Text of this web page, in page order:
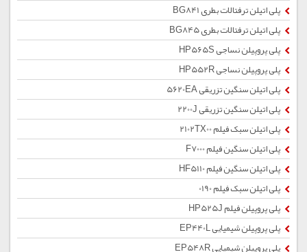
پلی اتیلن ترفتالات بطری BG841
پلی اتیلن ترفتالات بطری BG845
پلی پروپیلن نساجی HP565S
پلی پروپیلن نساجی HP552R
پلی اتیلن سنگین تزریقی 5620EA
پلی اتیلن سنگین تزریقی 2200J
پلی اتیلن سبک فیلم 2102TX00
پلی اتیلن سنگین فیلم F7000
پلی اتیلن سنگین فیلم HF5110
پلی اتیلن سبک فیلم 0190
پلی پروپیلن فیلم HP525J
پلی پروپیلن شیمیایی EP440L
پلی پروپیلن شیمیایی EP548R